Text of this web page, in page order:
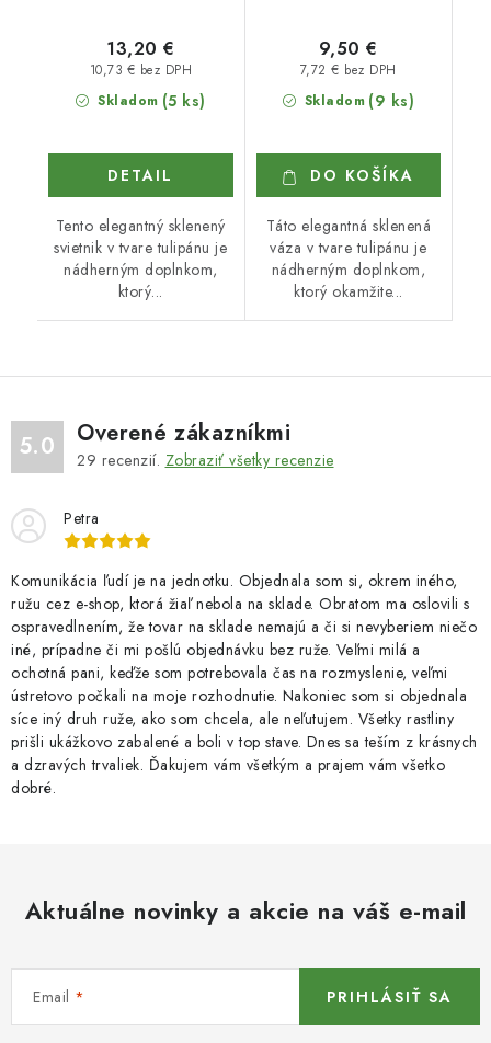
Skladom (5 ks)
10,73 € bez DPH
13,20 €
DETAIL
Tento elegantný sklenený
svietnik v tvare tulipánu je
nádherným doplnkom,
ktorý...
Skladom (9 ks)
7,72 € bez DPH
9,50 €
DO KOŠÍKA
Táto elegantná sklenená
váza v tvare tulipánu je
nádherným doplnkom,
ktorý okamžite...
5.0 Overené zákazníkmi
29 recenzií. Zobraziť všetky recenzie
Petra
Komunikácia ľudí je na jednotku. Objednala som si, okrem iného,
ružu cez e-shop, ktorá žiaľ nebola na sklade. Obratom ma oslovili s
ospravedlnením, že tovar na sklade nemajú a či si nevyberiem niečo
iné, prípadne či mi pošlú objednávku bez ruže. Veľmi milá a
ochotná pani, keďže som potrebovala čas na rozmyslenie, veľmi
ústretovo počkali na moje rozhodnutie. Nakoniec som si objednala
síce iný druh ruže, ako som chcela, ale neľutujem. Všetky rastliny
prišli ukážkovo zabalené a boli v top stave. Dnes sa teším z krásnych
a dzravých trvaliek. Ďakujem vám všetkým a prajem vám všetko
dobré.
Aktuálne novinky a akcie na váš e-mail
Email PRIHLÁSIŤ SA